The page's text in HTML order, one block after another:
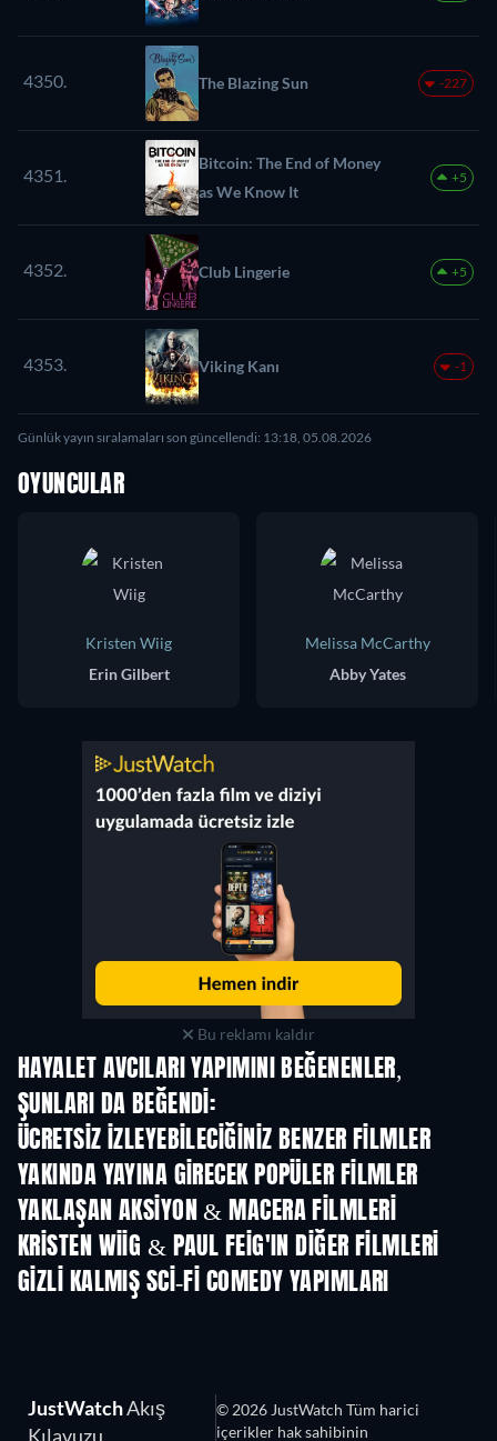
4350. The Blazing Sun -227
4351.
Bitcoin: The End of Money
as We Know It
+5
4352. Club Lingerie +5
4353. Viking Kanı -1
Günlük yayın sıralamaları son güncellendi: 13:18, 05.08.2026
OYUNCULAR
Kristen Wiig
Erin Gilbert
Melissa McCarthy
Abby Yates
Bu reklamı kaldır
HAYALET AVCILARI YAPIMINI BEĞENENLER,
ŞUNLARI DA BEĞENDI:
ÜCRETSIZ IZLEYEBILECIĞINIZ BENZER FILMLER
YAKINDA YAYINA GIRECEK POPÜLER FILMLER
YAKLAŞAN AKSIYON & MACERA FILMLERI
KRISTEN WIIG & PAUL FEIG'IN DIĞER FILMLERI
GIZLI KALMIŞ SCI-FI COMEDY YAPIMLARI
JustWatchAkış
Kılavuzu
© 2026 JustWatch Tüm harici
içerikler hak sahibinin